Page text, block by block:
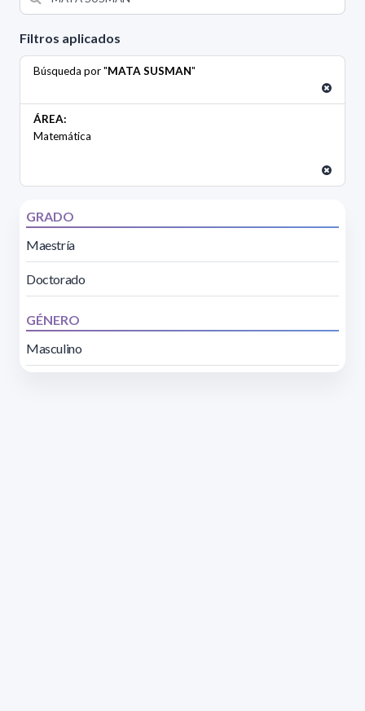
Filtros aplicados
Búsqueda por "MATA SUSMAN"
ÁREA:
Matemática
GRADO
Maestría
Doctorado
GÉNERO
Masculino